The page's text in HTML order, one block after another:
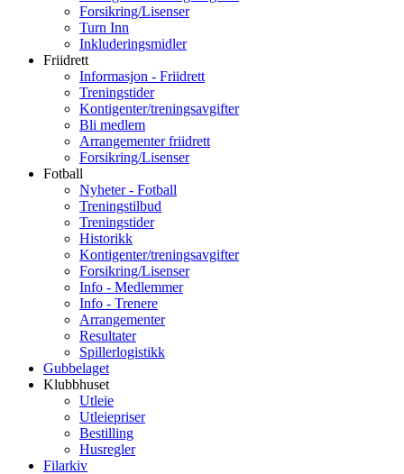
Forsikring/Lisenser
Turn Inn
Inkluderingsmidler
Friidrett
Informasjon - Friidrett
Treningstider
Kontigenter/treningsavgifter
Bli medlem
Arrangementer friidrett
Forsikring/Lisenser
Fotball
Nyheter - Fotball
Treningstilbud
Treningstider
Historikk
Kontigenter/treningsavgifter
Forsikring/Lisenser
Info - Medlemmer
Info - Trenere
Arrangementer
Resultater
Spillerlogistikk
Gubbelaget
Klubbhuset
Utleie
Utleiepriser
Bestilling
Husregler
Filarkiv